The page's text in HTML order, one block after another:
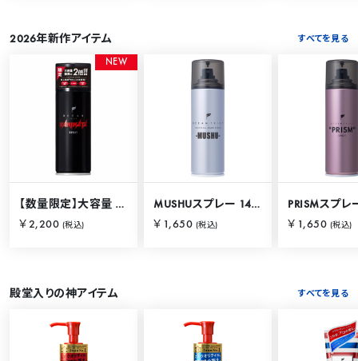
2026年新作アイテム すべてを見る
N EW
【数量限定】大容量 バリカタスプレー 280g
￥2,200 (税込)
MUSHUスプレー 140g
￥1,650 (税込)
PRISMスプレ
￥1,650 (税込)
殿堂入りの神アイテム すべてを見る